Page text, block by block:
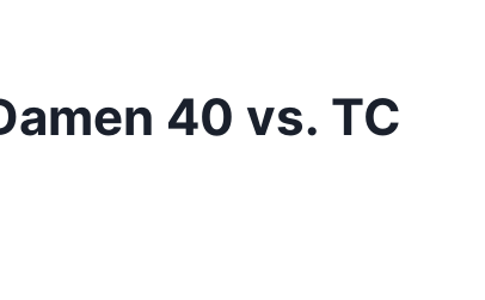
40 vs. TC